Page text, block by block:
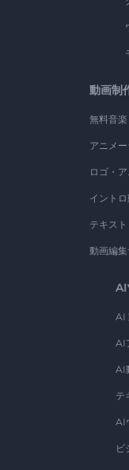
動画制
無料音
アニメ
ロゴ・
イント
テキス
動画編集
AI
AI
AI
AI
テ
AI
ビ